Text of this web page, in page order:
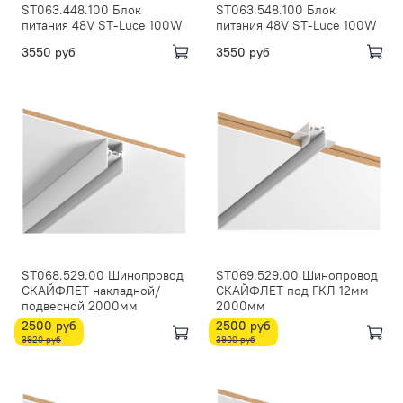
ST063.448.100 Блок
питания 48V ST-Luce 100W
3550 руб
ST063.548.100 Блок
питания 48V ST-Luce 100W
3550 руб
ST068.529.00 Шинопровод
СКАЙФЛЕТ накладной/
подвесной 2000мм
2500 руб
3920 руб
ST069.529.00 Шинопровод
СКАЙФЛЕТ под ГКЛ 12мм
2000мм
2500 руб
3900 руб